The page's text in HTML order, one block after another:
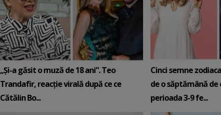
„Și-a găsit o muză de 18 ani”. Teo
Trandafir, reacție virală după ce ce
Cătălin Bo...
Cinci semne
de o săptămână de
perioada 3-9 fe...